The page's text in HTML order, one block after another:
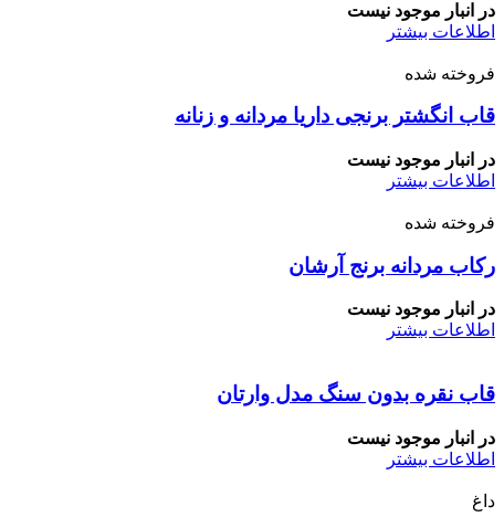
در انبار موجود نیست
اطلاعات بیشتر
فروخته شده
قاب انگشتر برنجی داریا مردانه و زنانه
در انبار موجود نیست
اطلاعات بیشتر
فروخته شده
رکاب مردانه برنج آرشان
در انبار موجود نیست
اطلاعات بیشتر
قاب نقره بدون سنگ مدل وارتان
در انبار موجود نیست
اطلاعات بیشتر
داغ